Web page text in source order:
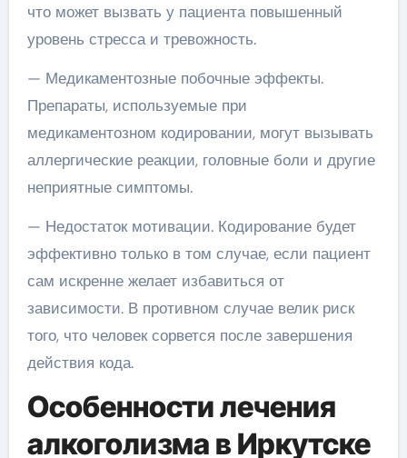
что может вызвать у пациента повышенный
уровень стресса и тревожность.
— Медикаментозные побочные эффекты.
Препараты, используемые при
медикаментозном кодировании, могут вызывать
аллергические реакции, головные боли и другие
неприятные симптомы.
— Недостаток мотивации. Кодирование будет
эффективно только в том случае, если пациент
сам искренне желает избавиться от
зависимости. В противном случае велик риск
того, что человек сорвется после завершения
действия кода.
Особенности лечения
алкоголизма в Иркутске